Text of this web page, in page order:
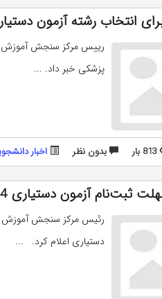
انتخاب رشته آزمون دستیاری
رییس مرکز سنجش آموزش
پزشکی خبر داد. ...
813 بار بدون نظر اخبار
ثبت‌نام آزمون دستیاری 94
دستیاری اعلام کرد. ...